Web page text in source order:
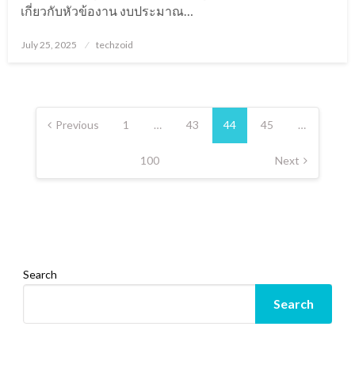
เกี่ยวกับหัวข้องาน งบประมาณ…
Posted
July 25, 2025 techzoid
Posts
pagination
Previous 1 … 43 44 45 …
100 Next
Search
Search